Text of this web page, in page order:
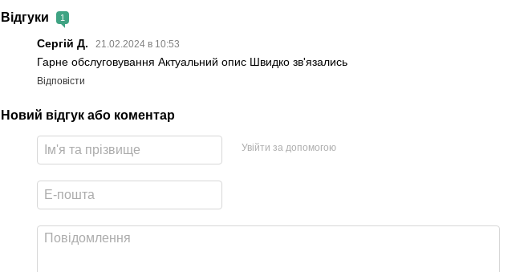
Відгуки
1
Сергій Д. 21.02.2024 в 10:53
Гарне обслуговування Актуальний опис Швидко зв'язались
Відповісти
Новий відгук або коментар
Увійти за допомогою